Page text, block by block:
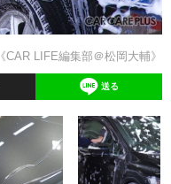
《CAR LIFE編集部＠松岡大輔》
送る